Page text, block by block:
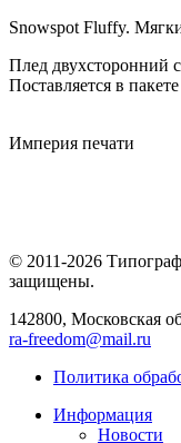
Snowspot Fluffy.
Плед двухсторонний
Поставляется в
Империя печати
© 2011-2026
защищены.
142800, Московская
ra-freedom@mail.ru
Политика
Информация
Новости